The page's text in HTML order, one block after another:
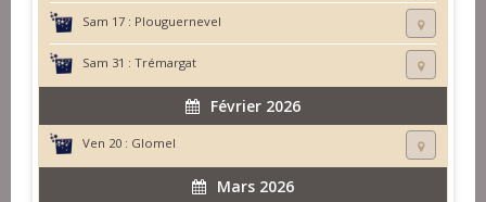
Sam 17 : Plouguernevel
Sam 31 : Trémargat
Février 2026
Ven 20 : Glomel
Mars 2026